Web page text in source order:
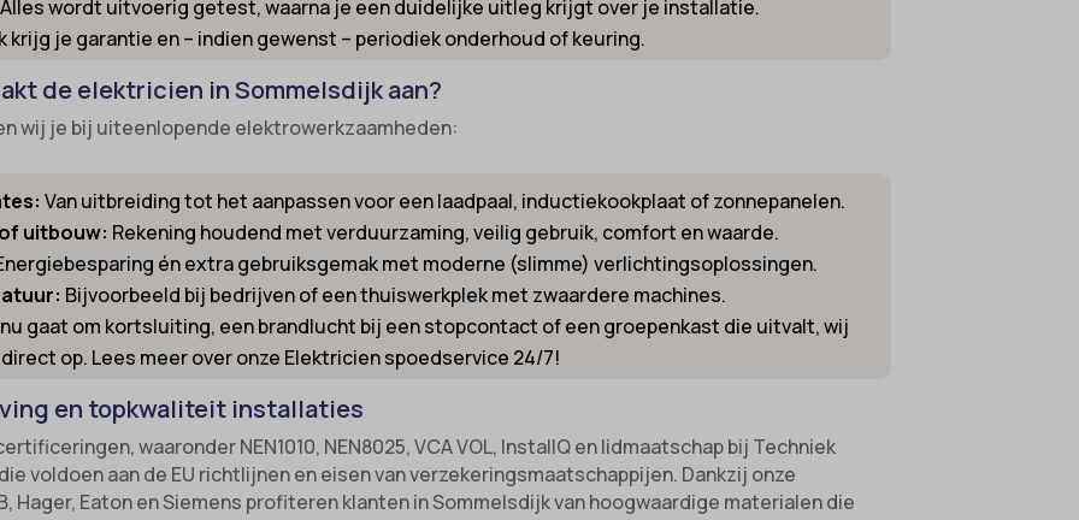
Alles wordt uitvoerig getest, waarna je een duidelijke uitleg krijgt over je installatie.
krijg je garantie en – indien gewenst – periodiek onderhoud of keuring.
de elektricien in Sommelsdijk aan?
wij je bij uiteenlopende elektrowerkzaamheden:
Van uitbreiding tot het aanpassen voor een laadpaal, inductiekookplaat of zonnepanelen.
uitbouw: Rekening houdend met verduurzaming, veilig gebruik, comfort en waarde.
én extra gebruiksgemak met moderne (slimme) verlichtingsoplossingen.
Bijvoorbeeld bij bedrijven of een thuiswerkplek met zwaardere machines.
gaat om kortsluiting, een brandlucht bij een stopcontact of een groepenkast die uitvalt, wij
op. Lees meer over onze Elektricien spoedservice 24/7!
en topkwaliteit installaties
waaronder NEN1010, NEN8025, VCA VOL, InstallQ en lidmaatschap bij Techniek
voldoen aan de EU richtlijnen en eisen van verzekeringsmaatschappijen. Dankzij onze
Hager, Eaton en Siemens profiteren klanten in Sommelsdijk van hoogwaardige materialen die
id-*
time-*
post-*
sync-post-*
post*